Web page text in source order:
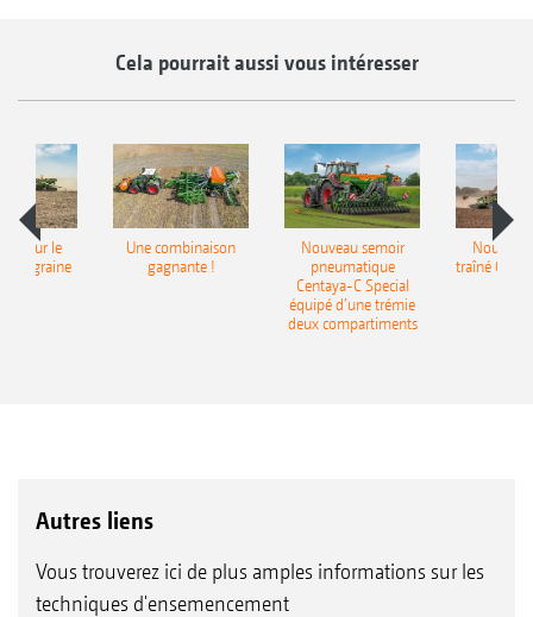
Cela pourrait aussi vous intéresser
pour le
Une combinaison
gagnante !
Nouveau semoir
pneumatique
Centaya-C Special
équipé d’une trémie
deux compartiments
traîné
Autres liens
Vous trouverez ici de plus amples informations sur les
techniques d'ensemencement